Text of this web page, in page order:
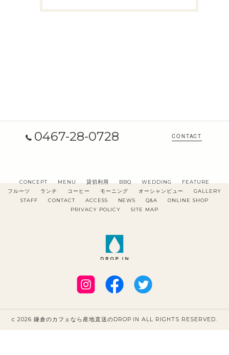
0467-28-0728 CONTACT
CONCEPT MENU 貸切利用 BBQ WEDDING
FEATURE
フルーツ
ランチ コーヒー モーニング オーシャンビュー
GALLERY
STAFF
CONTACT ACCESS NEWS Q&A
ONLINE SHOP
PRIVACY POLICY
SITE MAP
c 2026 鎌倉のカフェなら産地直送のDROP IN ALL RIGHTS RESERVED.